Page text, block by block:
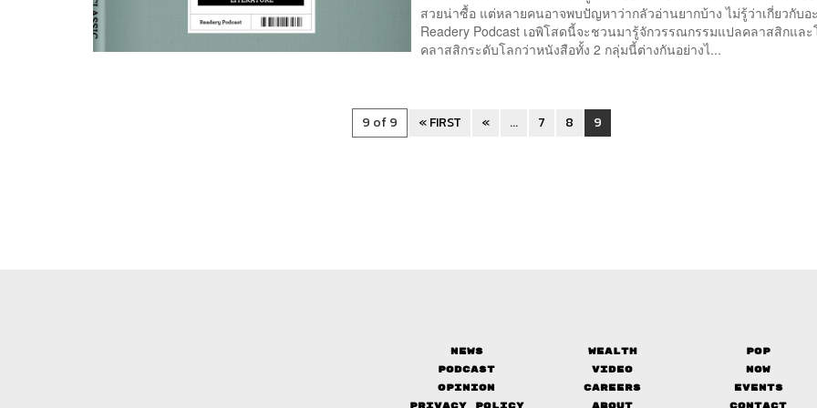
สวยน่าซื้อ แต่หลายคนอาจพบปัญหาว่ากลัวอ่านยากบ้าง ไม่รู้ว่าเกี่ยวกับอ
Readery Podcast เอพิโสดนี้จะชวนมารู้จักวรรณกรรมแปลคลาสสิกและ
คลาสสิกระดับโลกว่าหนังสือทั้ง 2 กลุ่มนี้ต่างกันอย่างไ...
9 of 9 « FIRST « ... 7 8 9
News Wealth
Pop
Podcast
Video
Now
Opinion
Careers
Events
Privacy Policy
About Contact